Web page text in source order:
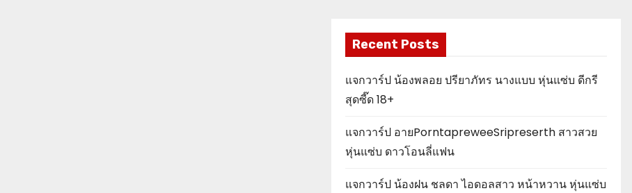
Recent Posts
แจกวาร์ป น้องพลอย ปรียาภัทร นางแบบ หุ่นแซ่บ ดีกรี
สุดซี๊ด 18+
แจกวาร์ป อายPorntapreweeSripreserth สาวสวย
หุ่นแซ่บ ดาวโอนลี่แฟน
แจกวาร์ป น้องฝน ชลดา ไอดอลสาว หน้าหวาน หุ่นแซ่บ